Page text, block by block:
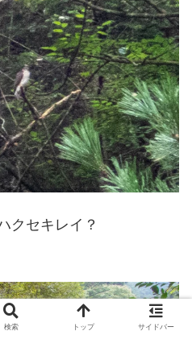
セキレイ？
検索 トップ サイドバー